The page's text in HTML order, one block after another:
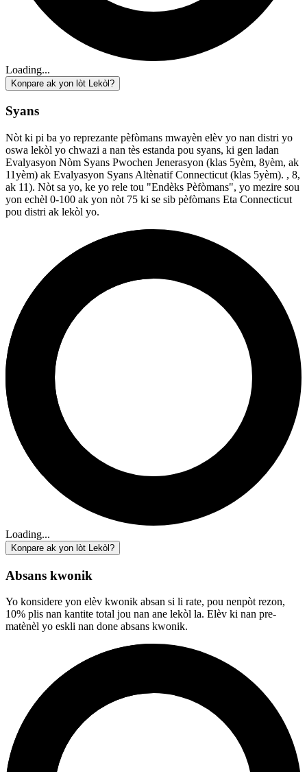
Loading...
Konpare ak yon lòt Lekòl?
Syans
Nòt ki pi ba yo reprezante pèfòmans mwayèn elèv yo nan distri yo
oswa lekòl yo chwazi a nan tès estanda pou syans, ki gen ladan
Evalyasyon Nòm Syans Pwochen Jenerasyon (klas 5yèm, 8yèm, ak
11yèm) ak Evalyasyon Syans Altènatif Connecticut (klas 5yèm). , 8,
ak 11). Nòt sa yo, ke yo rele tou "Endèks Pèfòmans", yo mezire sou
yon echèl 0-100 ak yon nòt 75 ki se sib pèfòmans Eta Connecticut
pou distri ak lekòl yo.
Loading...
Konpare ak yon lòt Lekòl?
Absans kwonik
Yo konsidere yon elèv kwonik absan si li rate, pou nenpòt rezon,
10% plis nan kantite total jou nan ane lekòl la. Elèv ki nan pre-
matènèl yo eskli nan done absans kwonik.